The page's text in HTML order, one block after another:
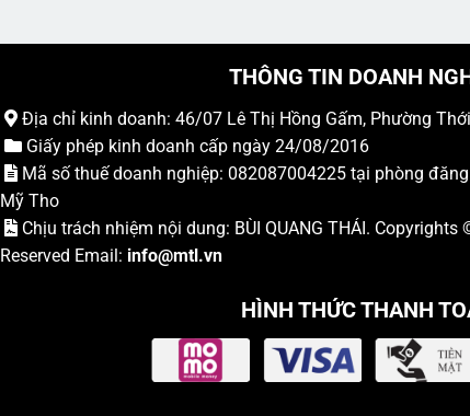
THÔNG TIN DOANH
Địa chỉ kinh doanh: 46/07 Lê Thị Hồng Gấm, Phường
Giấy phép kinh doanh cấp ngày 24/08/2016
Mã số thuế doanh nghiệp: 082087004225 tại phòng
Mỹ Tho
Chịu trách nhiệm nội dung: BÙI QUANG THÁI. Copyrights
Reserved Email: info@mtl.vn
HÌNH THỨC THANH